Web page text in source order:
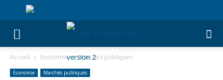
Accueil Economie Marchés publiques
Economie Marchés publiques